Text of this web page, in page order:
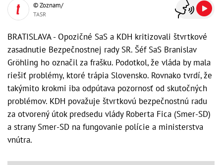
© Zoznam/
TASR
BRATISLAVA - Opozičné SaS a KDH kritizovali štvrtkové
zasadnutie Bezpečnostnej rady SR. Šéf SaS Branislav
Gröhling ho označil za frašku. Podotkol, že vláda by mala
riešiť problémy, ktoré trápia Slovensko. Rovnako tvrdí, že
takýmito krokmi iba odpútava pozornosť od skutočných
problémov. KDH považuje štvrtkovú bezpečnostnú radu
za otvorený útok predsedu vlády Roberta Fica (Smer-SD)
a strany Smer-SD na fungovanie polície a ministerstva
vnútra.